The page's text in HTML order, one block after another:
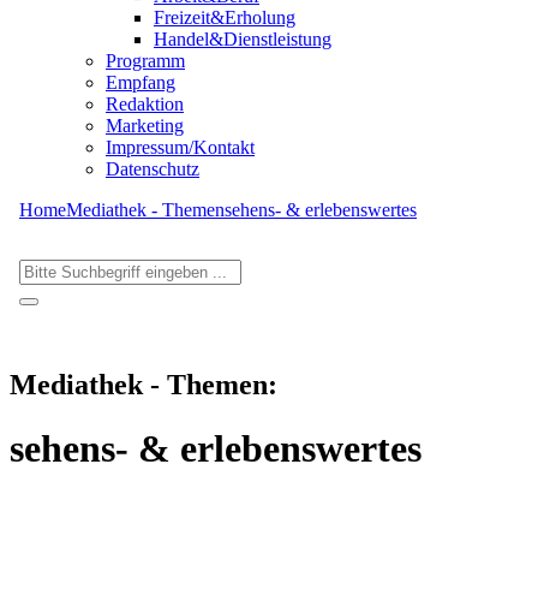
Freizeit&Erholung
Handel&Dienstleistung
Programm
Empfang
Redaktion
Marketing
Impressum/Kontakt
Datenschutz
HomeMediathek - Themensehens- & erlebenswertes
Mediathek - Themen:
sehens- & erlebenswertes